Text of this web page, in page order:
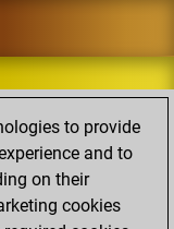
to provide
and to
on their
cookies